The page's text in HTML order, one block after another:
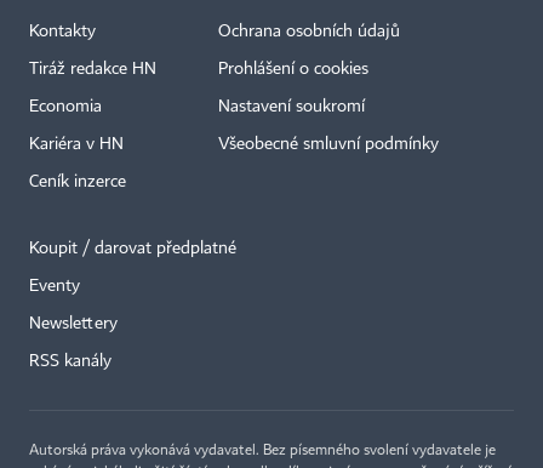
Kontakty
Tiráž redakce HN
Economia
Kariéra v HN
Ceník inzerce
Ochrana osobních údajů
Prohlášení o cookies
Nastavení soukromí
Všeobecné smluvní podmínky
Koupit / darovat předplatné
Eventy
Newslettery
RSS kanály
Autorská práva vykonává vydavatel. Bez písemného svolení vydavatele je